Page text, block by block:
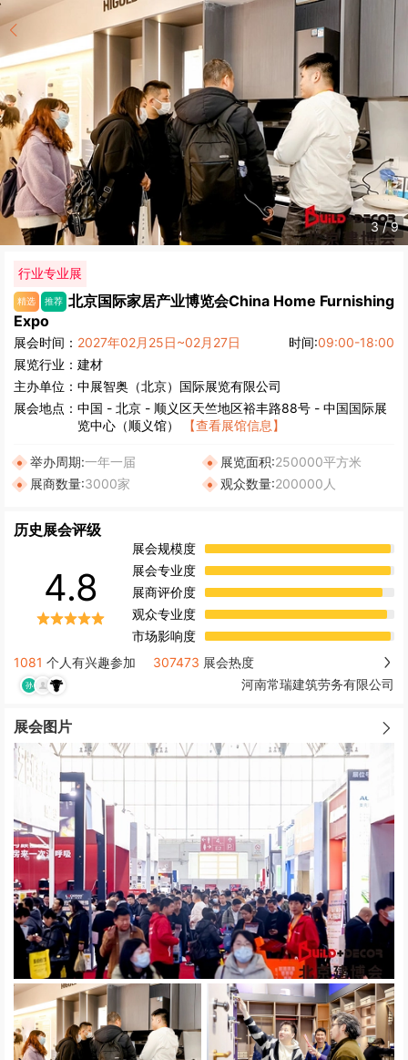
3/9
行业专业展
精选 推荐 北京国际家居产业博览会China Home Furnishing
Expo
展会时间： 2027年02月25日~02月27日 时间:09:00-18:00
展览行业： 建材
主办单位： 中展智奥（北京）国际展览有限公司
展会地点： 中国 - 北京 - 顺义区天竺地区裕丰路88号 - 中国国际展
览中心（顺义馆）
【查看展馆信息】
举办周期:一年一届 展览面积:250000平方米
展商数量:3000家 观众数量:200000人
历史展会评级
4.8
展会规模度
展会专业度
展商评价度
观众专业度
市场影响度
1081 个人有兴趣参加 307473 展会热度
河南常瑞建筑劳务有限公司
展会图片